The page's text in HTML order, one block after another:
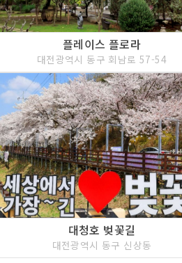
플레이스 플로라
대전광역시 동구 회남로 57-54
대청호 벚꽃길
대전광역시 동구 신상동